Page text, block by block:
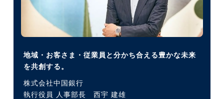
メディア紹介実績
中長期で転職をお考えの方
地域・お客さま・従業員と分かち合える豊かな未来
を共創する。
株式会社中国銀行
執行役員 人事部長 西宇 建雄